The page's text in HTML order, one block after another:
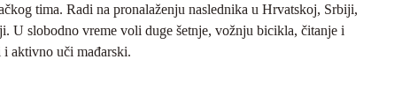
tima. Radi na pronalaženju naslednika u Hrvatskoj, Srbiji,
slobodno vreme voli duge šetnje, vožnju bicikla, čitanje i
aktivno uči mađarski.